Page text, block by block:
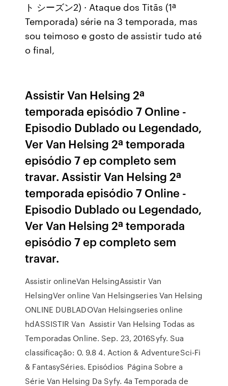
ト シーズン2) · Ataque dos Titãs (1ª
Temporada) série na 3 temporada, mas
sou teimoso e gosto de assistir tudo até
o final,
Assistir Van Helsing 2ª
temporada episódio 7 Online -
Episodio Dublado ou Legendado,
Ver Van Helsing 2ª temporada
episódio 7 ep completo sem
travar. Assistir Van Helsing 2ª
temporada episódio 7 Online -
Episodio Dublado ou Legendado,
Ver Van Helsing 2ª temporada
episódio 7 ep completo sem
travar.
Assistir onlineVan HelsingAssistir Van
HelsingVer online Van Helsingseries Van Helsing
ONLINE DUBLADOVan Helsingseries online
hdASSISTIR Van Assistir Van Helsing Todas as
Temporadas Online. Sep. 23, 2016Syfy. Sua
classificação: 0. 9.8 4. Action & AdventureSci-Fi
& FantasySéries. Episódios Página Sobre a
Série Van Helsing Da Syfy. 4a Temporada de